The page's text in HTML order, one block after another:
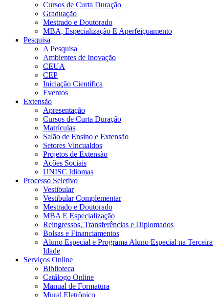
Cursos de Curta Duração
Graduação
Mestrado e Doutorado
MBA, Especialização E Aperfeiçoamento
Pesquisa
A Pesquisa
Ambientes de Inovação
CEUA
CEP
Iniciação Científica
Eventos
Extensão
Apresentação
Cursos de Curta Duração
Matrículas
Salão de Ensino e Extensão
Setores Vincualdos
Projetos de Extensão
Ações Sociais
UNISC Idiomas
Processo Seletivo
Vestibular
Vestibular Complementar
Mestrado e Doutorado
MBA E Especialização
Reingressos, Transferências e Diplomados
Bolsas e Financiamentos
Aluno Especial e Programa Aluno Especial na Terceira
Idade
Serviços Online
Biblioteca
Catálogo Online
Manual de Formatura
Mural Eletrônico